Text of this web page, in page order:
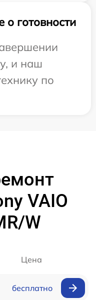
готовности
и наш
по
VAIO
W
Цена
бесплатно